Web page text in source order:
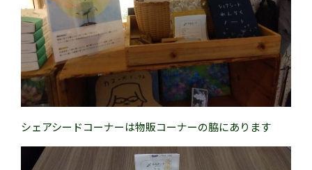
シェアシードコーナーは物販コーナーの脇にあります